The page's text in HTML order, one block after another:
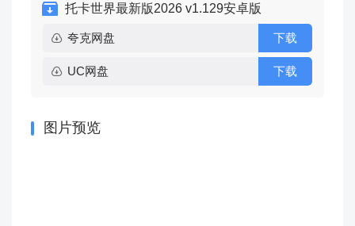
托卡世界最新版2026 v1.129安卓版
夸克网盘 下载
UC网盘 下载
图片预览